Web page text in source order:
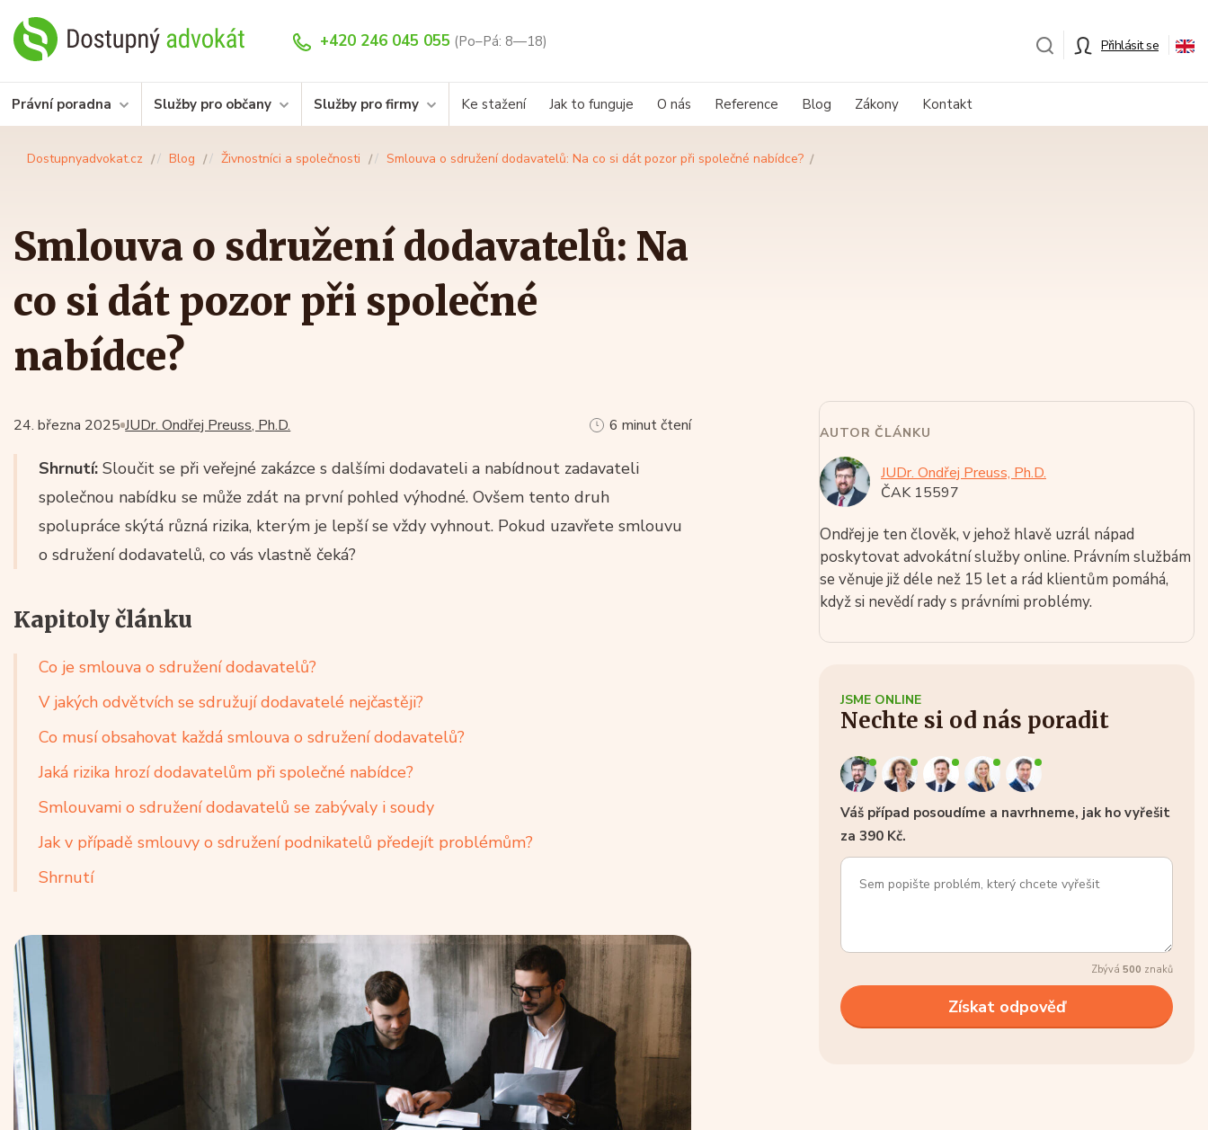
+420 246 045 055 (Po–Pá: 8—18) Přihlásit se
Právní poradna Služby pro občany Služby pro firmy Ke stažení Jak to funguje O nás Reference Blog Zákony Kontakt
Dostupnyadvokat.cz Blog Živnostníci a společnosti Smlouva o sdružení dodavatelů: Na co si dát pozor při společné nabídce?
Smlouva o sdružení dodavatelů: Na
co si dát pozor při společné
nabídce?
JUDr. Ondřej Preuss, Ph.D.
24. března 2025 6 minut čtení
Shrnutí: Sloučit se při veřejné zakázce s dalšími dodavateli a nabídnout zadavateli
společnou nabídku se může zdát na první pohled výhodné. Ovšem tento druh
spolupráce skýtá různá rizika, kterým je lepší se vždy vyhnout. Pokud uzavřete smlouvu
o sdružení dodavatelů, co vás vlastně čeká?
Kapitoly článku
Co je smlouva o sdružení dodavatelů?
V jakých odvětvích se sdružují dodavatelé nejčastěji?
Co musí obsahovat každá smlouva o sdružení dodavatelů?
Jaká rizika hrozí dodavatelům při společné nabídce?
Smlouvami o sdružení dodavatelů se zabývaly i soudy
Jak v případě smlouvy o sdružení podnikatelů předejít problémům?
Shrnutí
AUTOR ČLÁNKU
JUDr. Ondřej Preuss, Ph.D.
ČAK 15597
Ondřej je ten člověk, v jehož hlavě uzrál nápad
poskytovat advokátní služby online. Právním službám
se věnuje již déle než 15 let a rád klientům pomáhá,
když si nevědí rady s právními problémy.
JSME ONLINE
Nechte si od nás poradit
Váš případ posoudíme a navrhneme, jak ho vyřešit
za 390 Kč.
Zbývá 500 znaků